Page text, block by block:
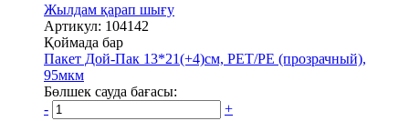
Жылдам қарап шығу
Артикул: 104142
Қоймада бар
Пакет Дой-Пак 13*21(+4)см, PET/PE (прозрачный),
95мкм
Бөлшек сауда бағасы:
-
+